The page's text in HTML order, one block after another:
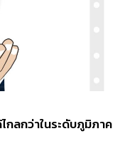
กลกว่าในระดับภูมิภาค